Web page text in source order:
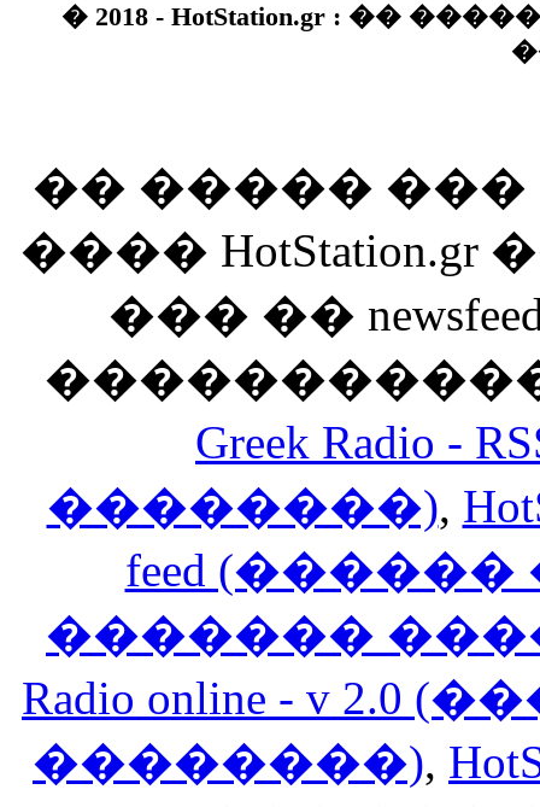
� 2018 - HotStation.gr : ��
�� �����
����
��� ��
Greek Radio
��������),
feed
�������
Radio online - v
��������),